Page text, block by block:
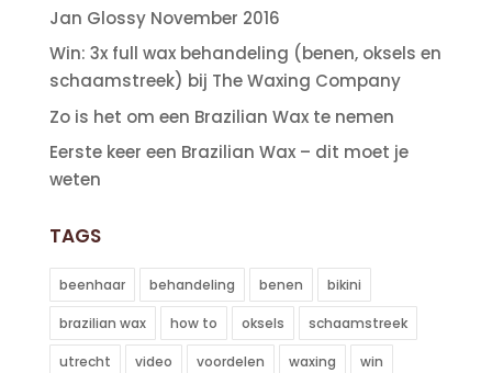
Jan Glossy November 2016
Win: 3x full wax behandeling (benen, oksels en
schaamstreek) bij The Waxing Company
Zo is het om een Brazilian Wax te nemen
Eerste keer een Brazilian Wax – dit moet je
weten
TAGS
beenhaar behandeling benen bikini
brazilian wax how to oksels schaamstreek
utrecht video voordelen waxing win